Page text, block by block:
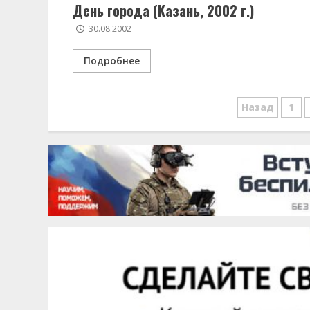
День города (Казань, 2002 г.)
30.08.2002
Подробнее
по
записям
Назад 1